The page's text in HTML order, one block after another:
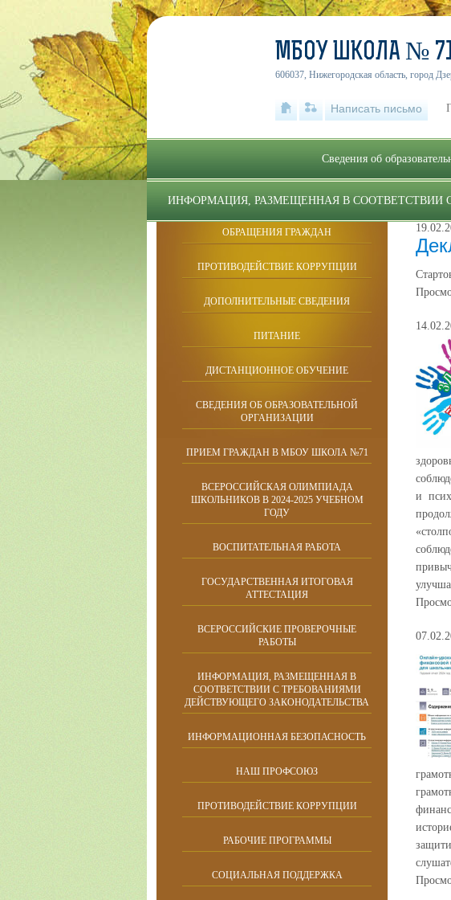
и
ОБРАЩЕНИЯ ГРАЖДАН
ПРОТИВОДЕЙСТВИЕ КОРРУПЦИИ
ДОПОЛНИТЕЛЬНЫЕ СВЕДЕНИЯ
ПИТАНИЕ
ДИСТАНЦИОННОЕ ОБУЧЕНИЕ
СВЕДЕНИЯ ОБ ОБРАЗОВАТЕЛЬНОЙ
ОРГАНИЗАЦИИ
ПРИЕМ ГРАЖДАН В МБОУ ШКОЛА №71
ВСЕРОССИЙСКАЯ ОЛИМПИАДА
ШКОЛЬНИКОВ В 2024-2025 УЧЕБНОМ
ГОДУ
ВОСПИТАТЕЛЬНАЯ РАБОТА
ГОСУДАРСТВЕННАЯ ИТОГОВАЯ
АТТЕСТАЦИЯ
ВСЕРОССИЙСКИЕ ПРОВЕРОЧНЫЕ
РАБОТЫ
ИНФОРМАЦИЯ, РАЗМЕЩЕННАЯ В
СООТВЕТСТВИИ С ТРЕБОВАНИЯМИ
ДЕЙСТВУЮЩЕГО ЗАКОНОДАТЕЛЬСТВА
ИНФОРМАЦИОННАЯ БЕЗОПАСНОСТЬ
НАШ ПРОФСОЮЗ
ПРОТИВОДЕЙСТВИЕ КОРРУПЦИИ
РАБОЧИЕ ПРОГРАММЫ
СОЦИАЛЬНАЯ ПОДДЕРЖКА
МБОУ ШКОЛА­­ №
606037, Нижегородская область, город
Написать письмо
Сведения об
ИНФОРМАЦИЯ, РАЗМЕЩЕННАЯ В СООТВЕТСТВИИ